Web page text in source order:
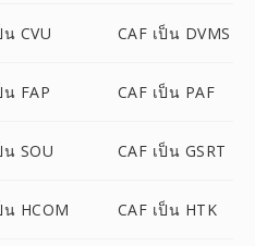
น CVU CAF เป็น DVMS
น FAP CAF เป็น PAF
น SOU CAF เป็น GSRT
น HCOM CAF เป็น HTK